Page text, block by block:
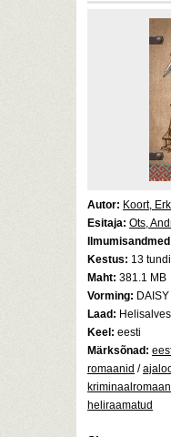
Autor: Koort,
Esitaja: Ots,
Kestus: 13
Maht: 381.1 MB
Vorming:
Laad:
Keel: eesti
Märksõnad:
romaanid /
heliraamatud